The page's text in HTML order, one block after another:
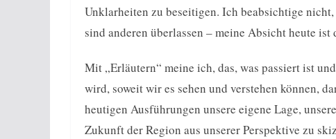
Unklarheiten zu beseitigen. Ich beabsichtige
sind anderen überlassen – meine Absicht heute
Mit „Erläutern“ meine ich, das, was passiert ist
wird, soweit wir es sehen und verstehen können,
heutigen Ausführungen unsere eigene Lage,
Zukunft der Region aus unserer Perspektive zu